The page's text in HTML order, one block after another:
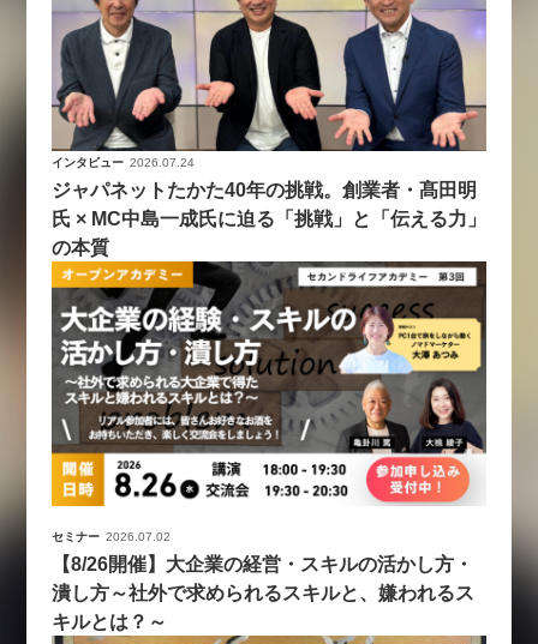
インタビュー 2026.07.24
ジャパネットたかた40年の挑戦。創業者・髙田明
氏 × MC中島一成氏に迫る「挑戦」と「伝える力」
の本質
セミナー 2026.07.02
【8/26開催】大企業の経営・スキルの活かし方・
潰し方～社外で求められるスキルと、嫌われるス
キルとは？～